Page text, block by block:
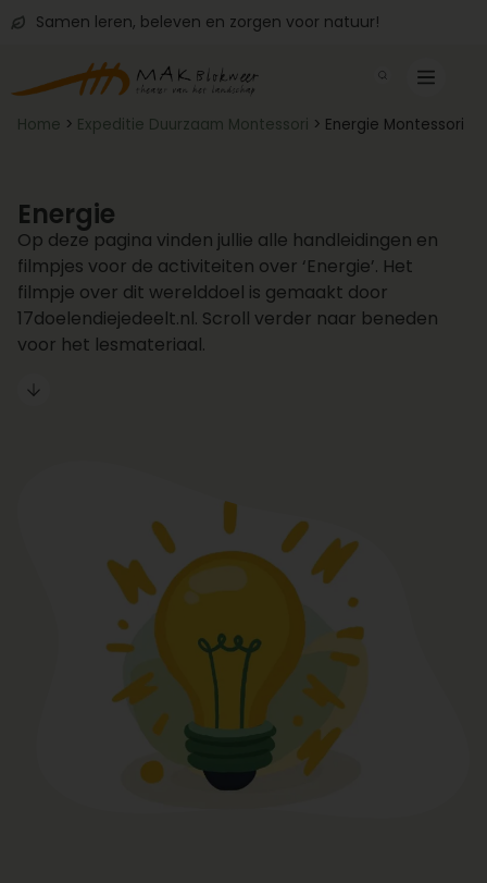
Samen leren, beleven en zorgen voor natuur!
Home > Expeditie Duurzaam Montessori > Energie Montessori
Energie
Op deze pagina vinden jullie alle handleidingen en
filmpjes voor de activiteiten over ‘Energie’. Het
filmpje over dit werelddoel is gemaakt door
17doelendiejedeelt.nl. Scroll verder naar beneden
voor het lesmateriaal.